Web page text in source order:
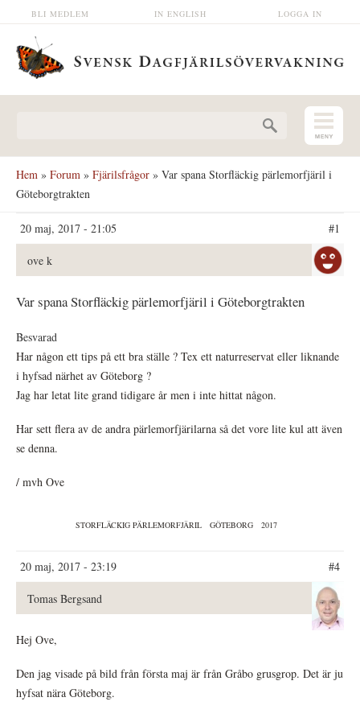
Hoppa till huvudinnehåll LOGGA IN
IN ENGLISH
BLI MEDLEM
Hem » Forum » Fjärilsfrågor » Var spana Storfläckig pärlemorfjäril i
Göteborgtrakten
20 maj, 2017 - 21:05 #1
ove k
Var spana Storfläckig pärlemorfjäril i Göteborgtrakten
Besvarad
Har någon ett tips på ett bra ställe ? Tex ett naturreservat eller liknande
i hyfsad närhet av Göteborg ?
Jag har letat lite grand tidigare år men i inte hittat någon.
Har sett flera av de andra pärlemorfjärilarna så det vore lite kul att även
se denna.
/ mvh Ove
STORFLÄCKIG PÄRLEMORFJÄRIL GÖTEBORG 2017
20 maj, 2017 - 23:19 #4
Tomas Bergsand
Hej Ove,
Den jag visade på bild från första maj är från Gråbo grusgrop. Det är ju
hyfsat nära Göteborg.